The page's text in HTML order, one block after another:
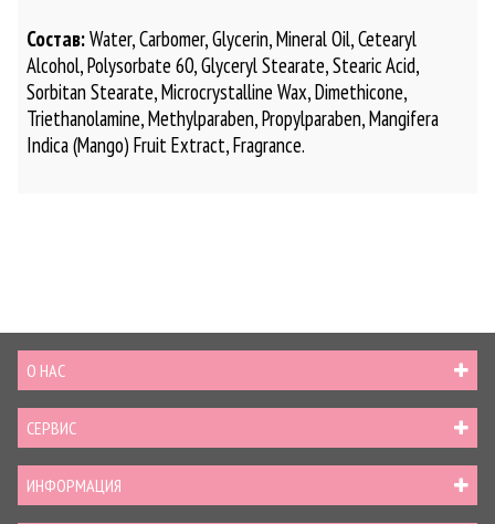
Состав:Water, Carbomer, Glycerin, Mineral Oil, Cetearyl
Alcohol, Polysorbate 60, Glyceryl Stearate, Stearic Acid,
Sorbitan Stearate, Microcrystalline Wax, Dimethicone,
Triethanolamine, Methylparaben, Propylparaben, Mangifera
Indica (Mango) Fruit Extract, Fragrance.
О НАС
СЕРВИС
ИНФОРМАЦИЯ